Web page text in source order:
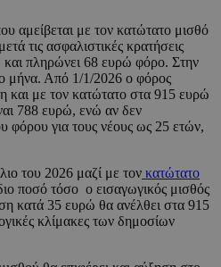
αμείβεται με τον κατώτατο μισθό
τις ασφαλιστικές κρατήσεις
πληρώνει 68 ευρώ φόρο. Στην
μήνα. Από 1/1/2026 ο φόρος
και με τον κατώτατο στα 915 ευρώ
788 ευρώ, ενώ αν δεν
φόρου για τους νέους ως 25 ετών,
του 2026 μαζί με τον κατώτατο
ποσό τόσο ο εισαγωγικός μισθός
κατά 35 ευρώ θα ανέλθει στα 915
κλίμακες των δημοσίων